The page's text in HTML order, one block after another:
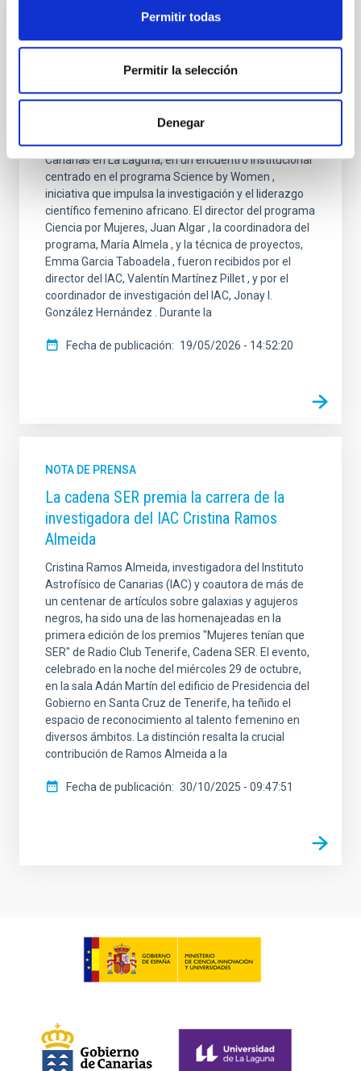
Permitir todas
Permitir la selección
Denegar
La Fundación Mujeres por África visita el
IAC en el marco del programa Ciencia por
Mujeres
Representantes de la Fundación Mujeres por África
visitaron hoy la sede del Instituto de Astrofísica de
Canarias en La Laguna, en un encuentro institucional
centrado en el programa Science by Women ,
iniciativa que impulsa la investigación y el liderazgo
científico femenino africano. El director del programa
Ciencia por Mujeres, Juan Algar , la coordinadora del
programa, María Almela , y la técnica de proyectos,
Emma Garcia Taboadela , fueron recibidos por el
director del IAC, Valentín Martínez Pillet , y por el
coordinador de investigación del IAC, Jonay I.
González Hernández . Durante la
Fecha de publicación 19/05/2026 - 14:52:20
NOTA DE PRENSA
La cadena SER premia la carrera de la
investigadora del IAC Cristina Ramos
Almeida
Cristina Ramos Almeida, investigadora del Instituto
Astrofísico de Canarias (IAC) y coautora de más de
un centenar de artículos sobre galaxias y agujeros
negros, ha sido una de las homenajeadas en la
primera edición de los premios "Mujeres tenían que
SER" de Radio Club Tenerife, Cadena SER. El evento,
celebrado en la noche del miércoles 29 de octubre,
en la sala Adán Martín del edificio de Presidencia del
Gobierno en Santa Cruz de Tenerife, ha teñido el
espacio de reconocimiento al talento femenino en
diversos ámbitos. La distinción resalta la crucial
contribución de Ramos Almeida a la
Fecha de publicación 30/10/2025 - 09:47:51